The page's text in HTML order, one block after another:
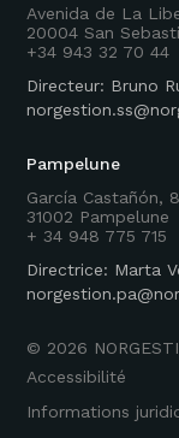
Avenida de La
20004 San
+34 943 32 70 44
Directeur: Bruno
Pampelune
García Castañón,
31002 Pampelune
+ 34 948 775 715
Directrice: Marta
Accessibilité
Informations
© 2026